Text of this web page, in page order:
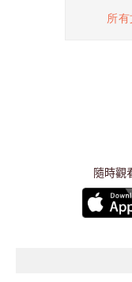
隨時觀